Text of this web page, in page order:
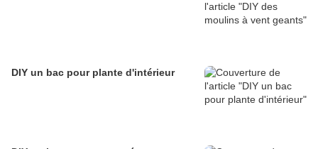
DIY un bac pour plante d'intérieur